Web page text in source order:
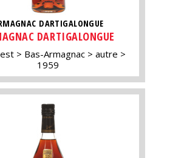
DARTIGALONGUE
DARTIGALONGUE
Bas-Armagnac
autre
1959